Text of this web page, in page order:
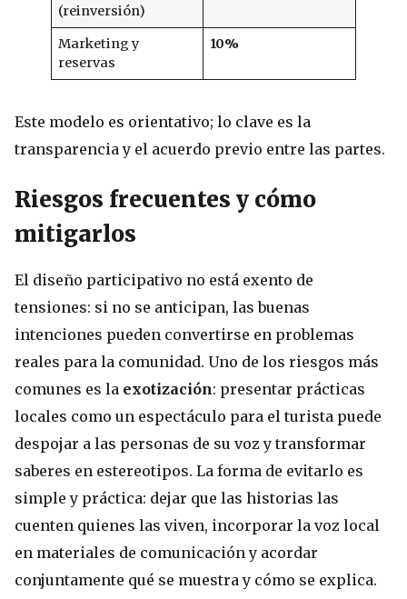
(reinversión)
Marketing y
reservas
10%
Este modelo es orientativo; lo clave es la
transparencia y el acuerdo previo entre las partes.
Riesgos frecuentes y cómo
mitigarlos
El diseño participativo no está exento de
tensiones: si no se anticipan, las buenas
intenciones pueden convertirse en problemas
reales para la comunidad. Uno de los riesgos más
comunes es la exotización: presentar prácticas
locales como un espectáculo para el turista puede
despojar a las personas de su voz y transformar
saberes en estereotipos. La forma de evitarlo es
simple y práctica: dejar que las historias las
cuenten quienes las viven, incorporar la voz local
en materiales de comunicación y acordar
conjuntamente qué se muestra y cómo se explica.